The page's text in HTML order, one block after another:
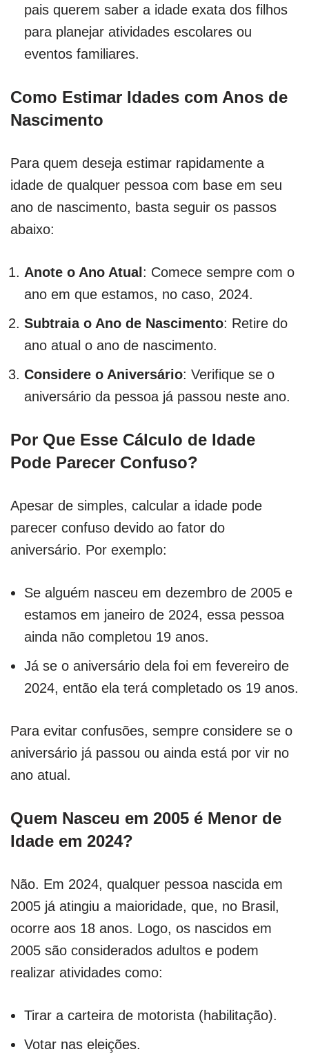
pais querem saber a idade exata dos filhos
para planejar atividades escolares ou
eventos familiares.
Como Estimar Idades com Anos de
Nascimento
Para quem deseja estimar rapidamente a
idade de qualquer pessoa com base em seu
ano de nascimento, basta seguir os passos
abaixo:
Anote o Ano Atual : Comece sempre com o
ano em que estamos, no caso, 2024.
Subtraia o Ano de Nascimento: Retire do
ano atual o ano de nascimento.
Considere o Aniversário: Verifique se o
aniversário da pessoa já passou neste ano.
Por Que Esse Cálculo de Idade
Pode Parecer Confuso?
Apesar de simples, calcular a idade pode
parecer confuso devido ao fator do
aniversário. Por exemplo:
Se alguém nasceu em dezembro de 2005 e
estamos em janeiro de 2024, essa pessoa
ainda não completou 19 anos.
Já se o aniversário dela foi em fevereiro de
2024, então ela terá completado os 19 anos.
Para evitar confusões, sempre considere se o
aniversário já passou ou ainda está por vir no
ano atual.
Quem Nasceu em 2005 é Menor de
Idade em 2024?
Não. Em 2024, qualquer pessoa nascida em
2005 já atingiu a maioridade, que, no Brasil,
ocorre aos 18 anos. Logo, os nascidos em
2005 são considerados adultos e podem
realizar atividades como:
Tirar a carteira de motorista (habilitação).
Votar nas eleições.